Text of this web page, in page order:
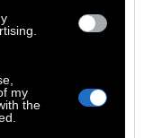
my
theαυξήθηκε